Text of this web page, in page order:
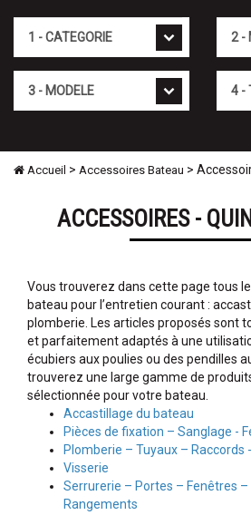
Accueil > Accessoires Bateau >
ACCESSOIRES -
Vous trouverez dans cette page tous
bateau pour l’entretien courant :
plomberie. Les articles proposés sont
et parfaitement adaptés à une
écubiers aux poulies ou des pendilles
trouverez une large gamme de
sélectionnée pour votre bateau.
Accastillage du bateau
Pièces de fixation – Sanglage -
Plomberie – Tuyaux – Raccords
Visserie
Serrurerie – Portes – Fenêtres
Rangements